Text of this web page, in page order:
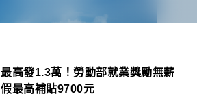
最高發1.3萬！勞動部就業獎勵無薪
假最高補貼9700元